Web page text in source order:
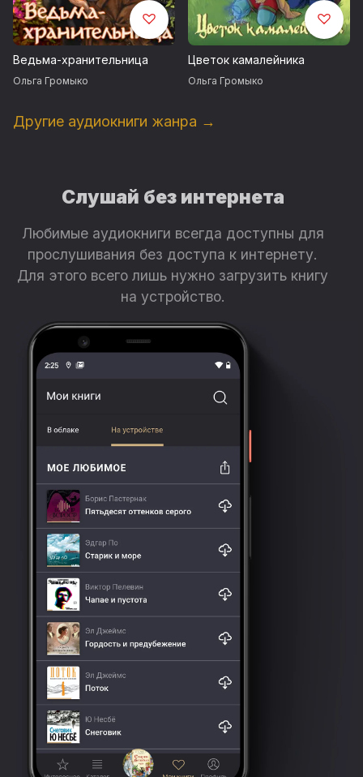
Ведьма-хранительница
Ольга Громыко
Цветок камалейника
Ольга Громыко
Другие аудиокниги жанра →
Слушай без интернета
Любимые аудиокниги всегда доступны для
прослушивания без доступа к интернету.
Для этого всего лишь нужно загрузить книгу
на устройство.